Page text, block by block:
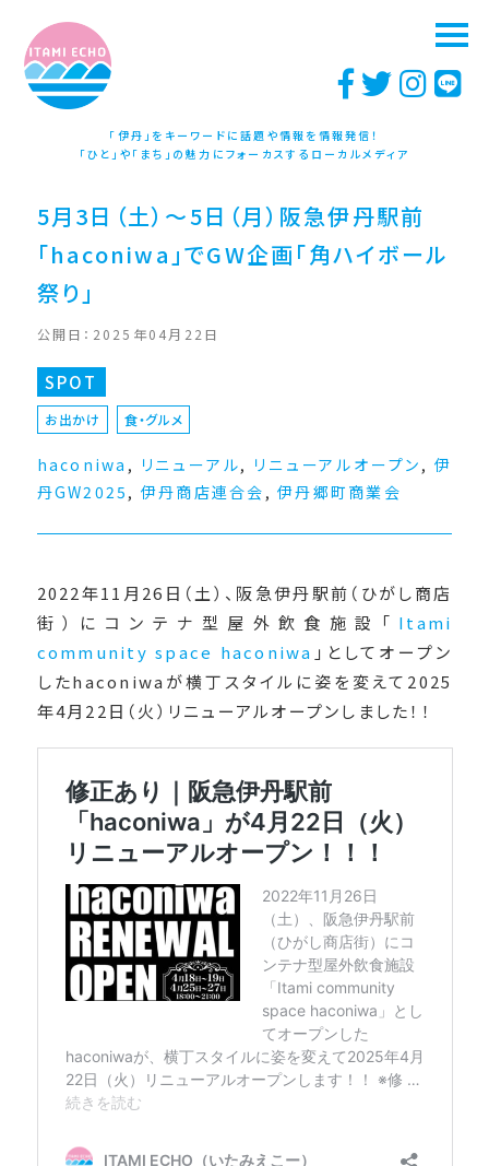
「伊丹」をキーワードに話題や情報を情報発信！
「ひと」や「まち」の魅力にフォーカスするローカルメディア
5月3日（土）〜5日（月）阪急伊丹駅前
「haconiwa」でGW企画「角ハイボール
祭り」
公開日：2025年04月22日
SPOT
お出かけ 食・グルメ
haconiwa , リニューアル, リニューアルオープン ,伊
丹GW2025 , 伊丹商店連合会 ,伊丹郷町商業会
2022年11月26日（土）、阪急伊丹駅前（ひがし商店
街）にコンテナ型屋外飲食施設「 Itami
community space haconiwa 」としてオープン
したhaconiwaが横丁スタイルに姿を変えて2025
年4月22日（火）リニューアルオープンしました！！